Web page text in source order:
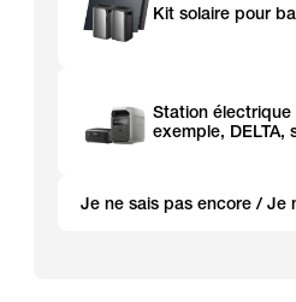
Kit solaire pour
Station
exemple, DELTA,
Je ne sais pas encore / Je